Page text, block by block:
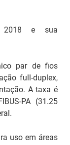
2018 e sua
par de fios
full-duplex,
A taxa é
PA (31.25
uso em áreas